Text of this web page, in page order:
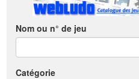
Nom ou n° de jeu
Catégorie